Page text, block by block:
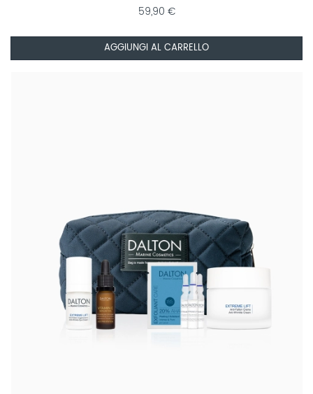
59,90 €
AGGIUNGI AL CARRELLO